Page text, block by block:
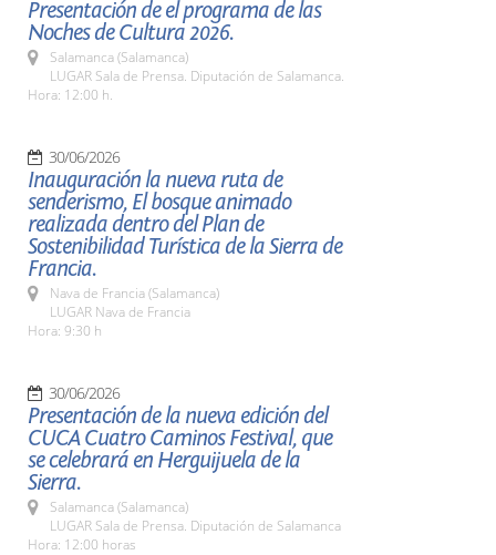
Presentación de el programa de las
Noches de Cultura 2026.
Salamanca (Salamanca)
LUGAR Sala de Prensa. Diputación de Salamanca.
Hora: 12:00 h.
30/06/2026
Inauguración la nueva ruta de
senderismo, El bosque animado
realizada dentro del Plan de
Sostenibilidad Turística de la Sierra de
Francia.
Nava de Francia (Salamanca)
LUGAR Nava de Francia
Hora: 9:30 h
30/06/2026
Presentación de la nueva edición del
CUCA Cuatro Caminos Festival, que
se celebrará en Herguijuela de la
Sierra.
Salamanca (Salamanca)
LUGAR Sala de Prensa. Diputación de Salamanca
Hora: 12:00 horas